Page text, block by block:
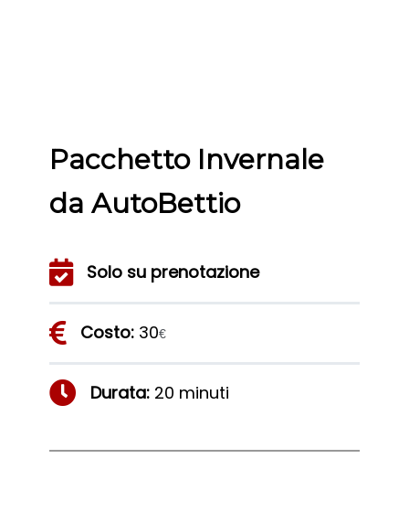
Pacchetto Invernale
da AutoBettio
Solo su prenotazione
Costo:30€
Durata:20 minuti